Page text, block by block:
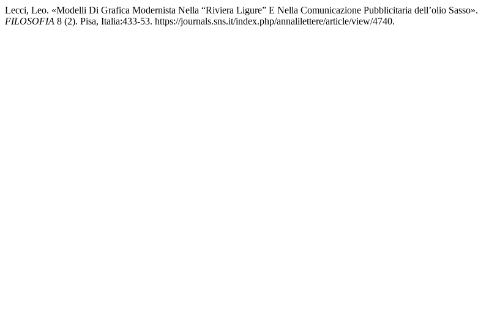
Lecci, Leo. «Modelli Di Grafica Modernista Nella “Riviera Ligure” E Nella Comunicazione Pubblicitaria dell’olio Sasso».
FILOSOFIA 8 (2). Pisa, Italia:433-53. https://journals.sns.it/index.php/annalilettere/article/view/4740.